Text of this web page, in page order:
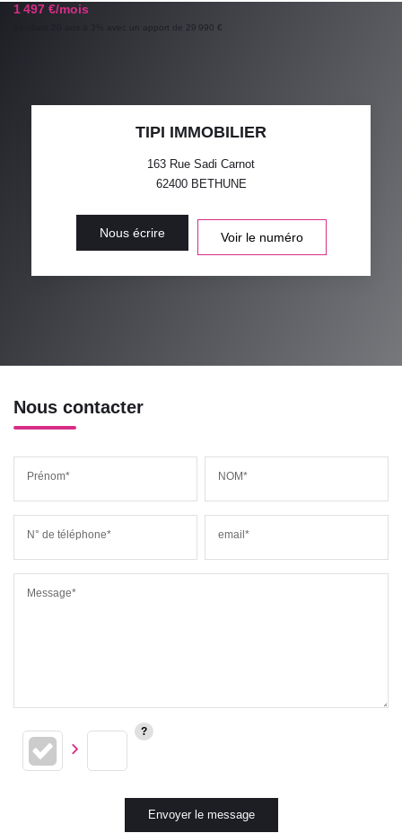
1 497 €/mois
pendant 20 ans à 3% avec un apport de 29 990 €
TIPI IMMOBILIER
163 Rue Sadi Carnot
62400 BETHUNE
Nous écrire Voir le numéro
Nous contacter
Prénom* NOM*
N° de téléphone* email*
Message*
Envoyer le message